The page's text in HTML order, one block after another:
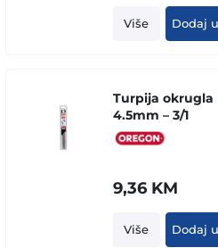
Više Dodaj
Turpija okrugla
4.5mm – 3/1
9,36 KM
Više Dodaj